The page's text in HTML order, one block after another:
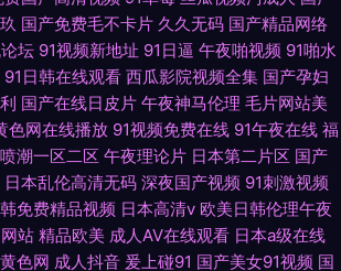
国产免费毛不卡片 久久无码 国产精品网络
坛 91视频新地址 91日逼 午夜啪视频 91啪水
91日韩在线观看 西瓜影院视频全集 国产孕妇
国产在线日皮片 午夜神马伦理 毛片网站美
色网在线播放 91视频免费在线 91午夜在线 福
潮一区二区 午夜理论片 日本第二片区 国产
日本乱伦高清无码 深夜国产视频 91刺激视频
免费精品视频 日本高清v 欧美日韩伦理午夜
站 精品欧美 成人AV在线观看 日本a级在线
色网 成人抖音 爰上碰91 国产美女91视频 国